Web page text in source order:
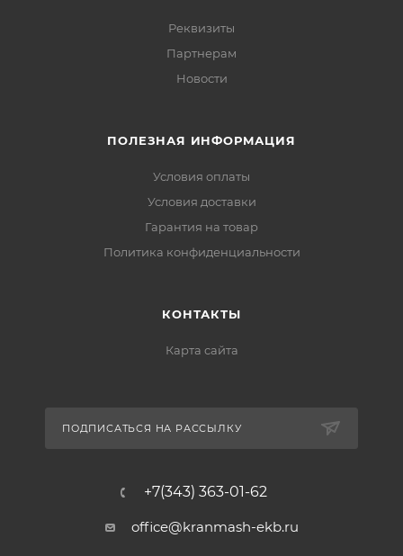
Реквизиты
Партнерам
Новости
ПОЛЕЗНАЯ ИНФОРМАЦИЯ
Условия оплаты
Условия доставки
Гарантия на товар
Политика конфиденциальности
КОНТАКТЫ
Карта сайта
ПОДПИСАТЬСЯ НА РАССЫЛКУ
+7(343) 363-01-62
office@kranmash-ekb.ru